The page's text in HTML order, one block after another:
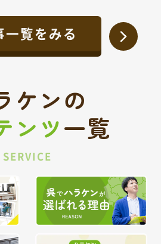
一覧をみる
ケンの
ンツ一覧
SERVICE